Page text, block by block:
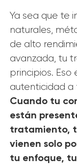
Ya sea que te
naturales,
de alto
avanzada, tu
principios.
autenticidad a
Cuando tu
están
tratamiento,
vienen solo
tu enfoque,